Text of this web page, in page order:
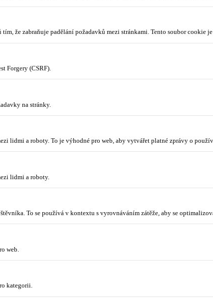
že zabraňuje padělání požadavků mezi stránkami. Tento soubor cookie
Forgery (CSRF).
na stránky.
lidmi a roboty. To je výhodné pro web, aby vytvářet platné zprávy o
lidmi a roboty.
To se používá v kontextu s vyrovnáváním zátěže, aby se
web.
kategorii.